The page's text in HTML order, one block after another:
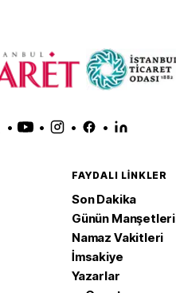
• • • •
FAYDALI LINKLER
Son Dakika
Günün Manşetleri
Namaz Vakitleri
İmsakiye
Yazarlar